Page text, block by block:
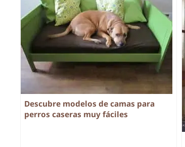
Descubre modelos de camas para
perros caseras muy fáciles